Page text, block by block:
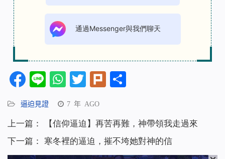
通過Messenger與我們聊天
Facebook
LineWhatsApp
Twitter
Plurk
逼迫見證 7 年 AGO
上一篇：
【信仰逼迫】再苦再難，神帶領我走過來
下一篇： 寒冬裡的逼迫，摧不垮她對神的信